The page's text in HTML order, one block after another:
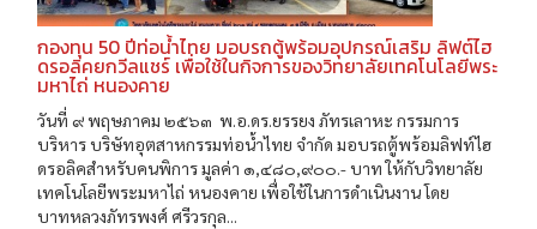
กองทุน 50 ปีท่อน้ำไทย มอบรถตู้พร้อมอุปกรณ์เสริม ลิฟต์ไฮ
ดรอลิคยกวีลแชร์ เพื่อใช้ในกิจการของวิทยาลัยเทคโนโลยีพระ
มหาไถ่ หนองคาย
วันที่ ๙ พฤษภาคม ๒๕๖๓ พ.อ.ดร.ยรรยง ภัทรเลาหะ กรรมการ
บริหาร บริษัทอุตสาหกรรมท่อน้ำไทย จำกัด มอบรถตู้พร้อมลิฟท์ไฮ
ดรอลิคสำหรับคนพิการ มูลค่า ๑,๔๘๐,๙๐๐.- บาท ให้กับวิทยาลัย
เทคโนโลยีพระมหาไถ่ หนองคาย เพื่อใช้ในการดำเนินงาน โดย
บาทหลวงภัทรพงศ์ ศรีวรกุล...